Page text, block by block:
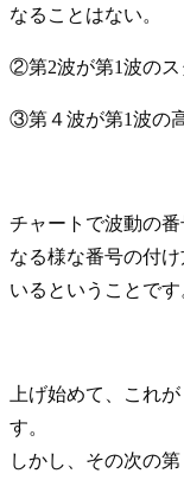
なることはない。
②第2波が第1波のス
③第４波が第1波の
チャートで波動の
なる様な番号の付
いるということです
上げ始めて、これ
す。
しかし、その次の